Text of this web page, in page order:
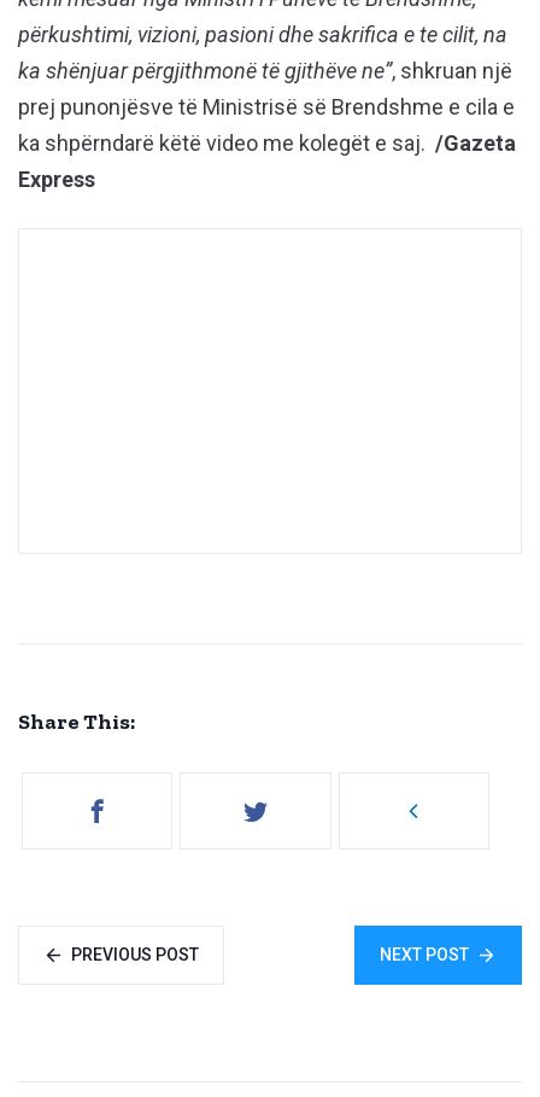
përkushtimi, vizioni, pasioni dhe sakrifica e te cilit, na
ka shënjuar përgjithmonë të gjithëve ne”, shkruan një
prej punonjësve të Ministrisë së Brendshme e cila e
ka shpërndarë këtë video me kolegët e saj. /Gazeta
Express
Share This:
PREVIOUS POST NEXT POST